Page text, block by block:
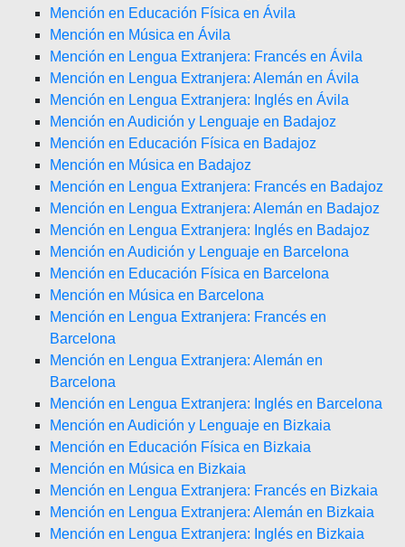
Mención en Educación Física en Ávila
Mención en Música en Ávila
Mención en Lengua Extranjera: Francés en Ávila
Mención en Lengua Extranjera: Alemán en Ávila
Mención en Lengua Extranjera: Inglés en Ávila
Mención en Audición y Lenguaje en Badajoz
Mención en Educación Física en Badajoz
Mención en Música en Badajoz
Mención en Lengua Extranjera: Francés en Badajoz
Mención en Lengua Extranjera: Alemán en Badajoz
Mención en Lengua Extranjera: Inglés en Badajoz
Mención en Audición y Lenguaje en Barcelona
Mención en Educación Física en Barcelona
Mención en Música en Barcelona
Mención en Lengua Extranjera: Francés en
Barcelona
Mención en Lengua Extranjera: Alemán en
Barcelona
Mención en Lengua Extranjera: Inglés en Barcelona
Mención en Audición y Lenguaje en Bizkaia
Mención en Educación Física en Bizkaia
Mención en Música en Bizkaia
Mención en Lengua Extranjera: Francés en Bizkaia
Mención en Lengua Extranjera: Alemán en Bizkaia
Mención en Lengua Extranjera: Inglés en Bizkaia